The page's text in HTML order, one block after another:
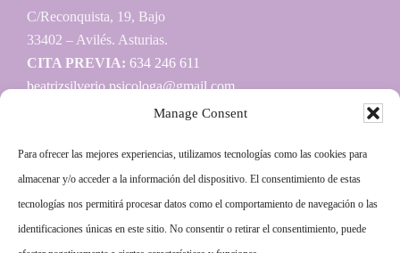
Manage Consent
Para ofrecer las mejores experiencias, utilizamos tecnologías como las cookies para
almacenar y/o acceder a la información del dispositivo. El consentimiento de estas
tecnologías nos permitirá procesar datos como el comportamiento de navegación o las
identificaciones únicas en este sitio. No consentir o retirar el consentimiento, puede
C/Reconquista, 19, Bajo
33402 – Avilés. Asturias.
CITA PREVIA: 634 246 611
beatrizsilverio.psicologa@gmail.com
Información
Aviso legal